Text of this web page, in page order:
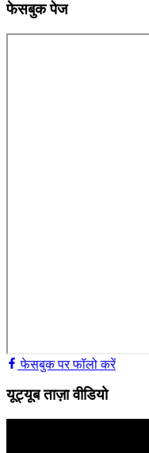
फेसबुक पेज
फेसबुक पर फॉलो करें
यूट्यूब ताज़ा वीडियो